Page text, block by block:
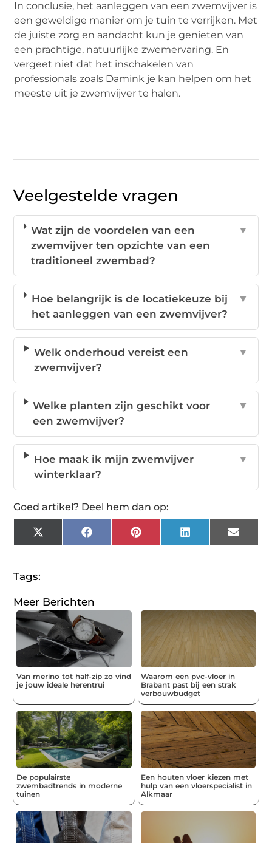
In conclusie, het aanleggen van een zwemvijver is
een geweldige manier om je tuin te verrijken. Met
de juiste zorg en aandacht kun je genieten van
een prachtige, natuurlijke zwemervaring. En
vergeet niet dat het inschakelen van
professionals zoals Damink je kan helpen om het
meeste uit je zwemvijver te halen.
Veelgestelde vragen
Wat zijn de voordelen van een
zwemvijver ten opzichte van een
traditioneel zwembad?
▼
Hoe belangrijk is de locatiekeuze bij
het aanleggen van een zwemvijver?
▼
Welk onderhoud vereist een
zwemvijver?
▼
Welke planten zijn geschikt voor
een zwemvijver?
▼
Hoe maak ik mijn zwemvijver
winterklaar?
▼
Goed artikel? Deel hem dan op:
X
(Twitter)
FacebookPinterestLinkedInEmail
Tags:
Meer Berichten
Van merino tot half-zip zo vind
je jouw ideale herentrui
Waarom een pvc-vloer in
Brabant past bij een strak
verbouwbudget
De populairste
zwembadtrends in moderne
tuinen
Een houten vloer kiezen met
hulp van een vloerspecialist in
Alkmaar